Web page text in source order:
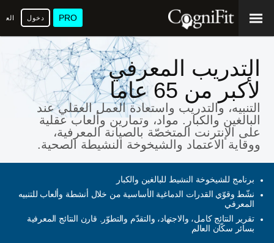
PRO دخول
التدريب المعرفي
لأكبر من 65 عاما
التنبيه، والتدريب واستعادة العمل العقلي عند
البالغين والكبار. مواد، وتمارين وألعاب عقلية
على الإنترنت المتخصّة بالصيانة المعرفية،
ووقاية الاعتماد والشيخوخة النشيطة الصحية.
برنامج للشيخوخة النشيط للبالغين والكبار
نشّط وقوّي القدرات الدماغية الأساسية من خلال أنشطة وألعاب للتنبيه
المعرفي
تقرير النتائج كامل، والاجتهاد، والتقدّم والتطوّر. قارن النتائج المعرفية
بسائر سكّان العالم